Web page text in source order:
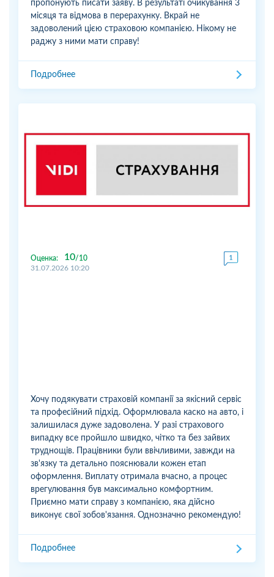
пропонують писати заяву. В результаті очикування 3
місяця та відмова в перерахунку. Вкрай не
задоволений цією страховою компанією. Нікому не
раджу з ними мати справу!
Подробнее
Оценка: 10 10
31.07.2026 10:20
Хочу подякувати страховій компанії за якісний сервіс
та професійний підхід. Оформлювала каско на авто, і
залишилася дуже задоволена. У разі страхового
випадку все пройшло швидко, чітко та без зайвих
труднощів. Працівники були ввічливими, завжди на
зв'язку та детально пояснювали кожен етап
оформлення. Виплату отримала вчасно, а процес
врегулювання був максимально комфортним.
Приємно мати справу з компанією, яка дійсно
виконує свої зобов'язання. Однозначно рекомендую!
Подробнее